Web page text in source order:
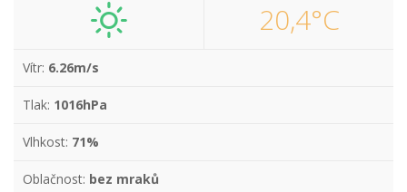
20,4°C
Vítr: 6.26m/s
Tlak: 1016hPa
Vlhkost: 71%
Oblačnost: bez mraků